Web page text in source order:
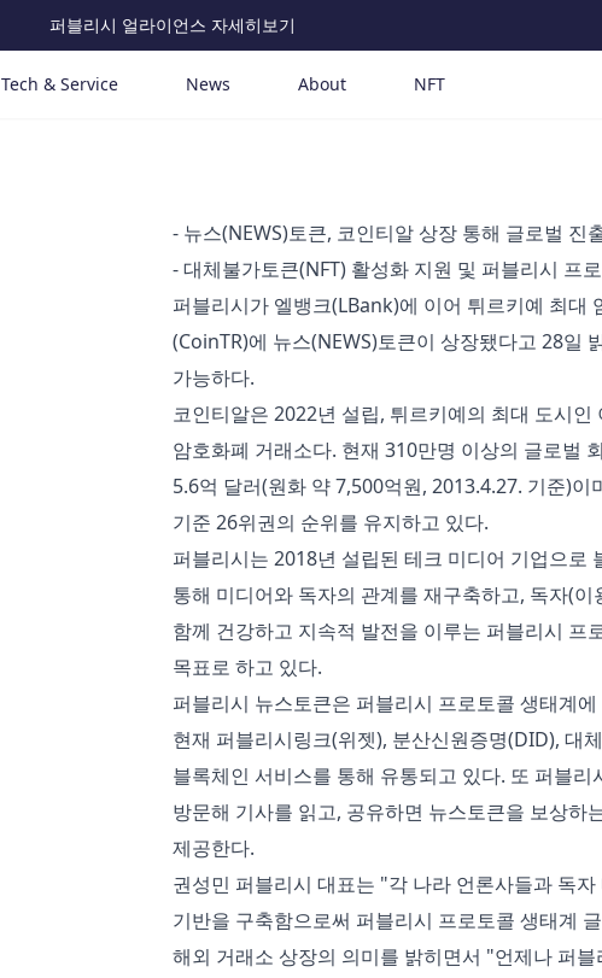
퍼블리시 얼라이언스 자세히보기
Tech & Service News About NFT
- 뉴스(NEWS)토큰, 코인티알 상장 통해 글로벌 진
- 대체불가토큰(NFT) 활성화 지원 및 퍼블리시 프
퍼블리시가 엘뱅크(LBank)에 이어 튀르키예 최대
(CoinTR)에 뉴스(NEWS)토큰이 상장됐다고 28일
가능하다.
코인티알은 2022년 설립, 튀르키예의 최대 도시
암호화폐 거래소다. 현재 310만명 이상의 글로벌
5.6억 달러(원화 약 7,500억원, 2013.4.27. 기준)
기준 26위권의 순위를 유지하고 있다.
퍼블리시는 2018년 설립된 테크 미디어 기업으로
통해 미디어와 독자의 관계를 재구축하고, 독자(
함께 건강하고 지속적 발전을 이루는 퍼블리시 프
목표로 하고 있다.
퍼블리시 뉴스토큰은 퍼블리시 프로토콜 생태계
현재 퍼블리시링크(위젯), 분산신원증명(DID), 대
블록체인 서비스를 통해 유통되고 있다. 또 퍼블
방문해 기사를 읽고, 공유하면 뉴스토큰을 보상하
제공한다.
권성민 퍼블리시 대표는 "각 나라 언론사들과 독
기반을 구축함으로써 퍼블리시 프로토콜 생태계
해외 거래소 상장의 의미를 밝히면서 "언제나 퍼